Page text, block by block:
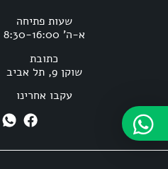
שעות פתיחה
א-ה’ 8:30-16:00
כתובת
שוקן 9, תל אביב
עקבו אחרינו